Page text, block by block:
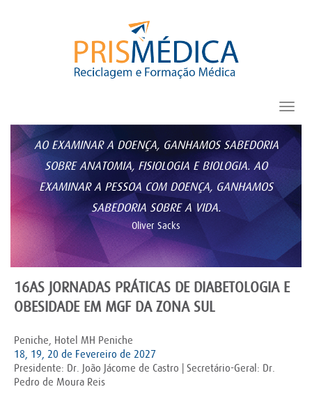
AO EXAMINAR A DOENÇA, GANHAMOS SABEDORIA
SOBRE ANATOMIA, FISIOLOGIA E BIOLOGIA. AO
EXAMINAR A PESSOA COM DOENÇA, GANHAMOS
SABEDORIA SOBRE A VIDA.
Oliver Sacks
16AS JORNADAS PRÁTICAS DE DIABETOLOGIA E
OBESIDADE EM MGF DA ZONA SUL
Peniche, Hotel MH Peniche
18, 19, 20 de Fevereiro de 2027
Presidente: Dr. João Jácome de Castro | Secretário-Geral: Dr.
Pedro de Moura Reis